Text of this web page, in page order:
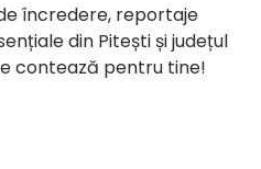
încredere, reportaje
din Pitești și județul
contează pentru tine!